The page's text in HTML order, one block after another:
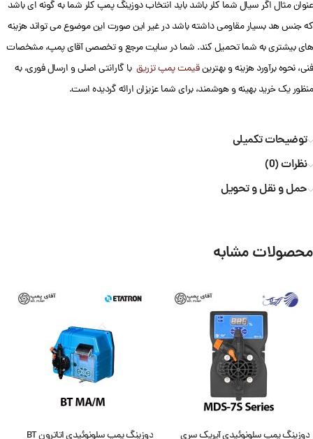
عنوان مثال اگر سیال شما کلر باشد باید انتخاب دوزینگ پمپ کلر شما به گونه ای باشد
که جنس هد بسیار مقاومی داشته باشد در غیر این صورت این موضوع می تواند هزینه
های بیشتری به شما تحمیل کند. شما در سایت مرجع و تخصصی آقای پمپ، مشخصات
فنی، نحوه برآورد هزینه و بهترینقیمت پمپ تزریق با گارانتی اصلی و ارسال فوری، به
منظور یک خرید بهینه و هوشمند، برای شما عزیزان ارائه گردیده است.
توضیحات تکمیلی
نظرات (0)
حمل و نقل و تحویل
محصولات مشابه
دوزینگ پمپ سلونوئیدی آیریک سری
دوزینگ پمپ سلونوئیدی اتاترون BT